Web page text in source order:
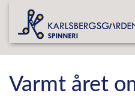
Varmt året